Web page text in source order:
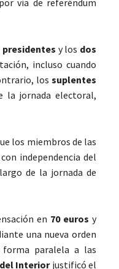
presidentes y los dos
incluso cuando
los suplentes
la jornada electoral,
los miembros de las
independencia del
de la jornada de
en 70 euros y
una nueva orden
forma paralela a las
Interiorjustificó el